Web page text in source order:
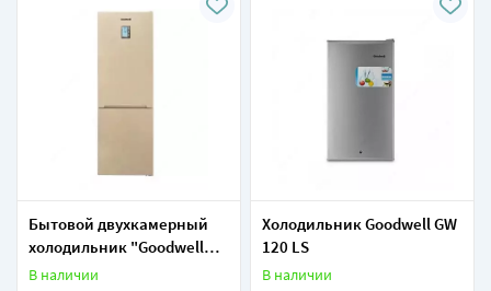
Бытовой двухкамерный
холодильник "Goodwell
GW B324 BL6" (Бежевый)
В наличии
Холодильник Goodwell GW
120 LS
В наличии